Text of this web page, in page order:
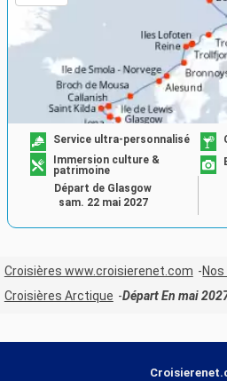
Service ultra-personnalisé
Immersion culture &
patrimoine
Départ de Glasgow
sam. 22 mai 2027
Croisières www.croisierenet.com
Croisières Arctique
Départ En mai